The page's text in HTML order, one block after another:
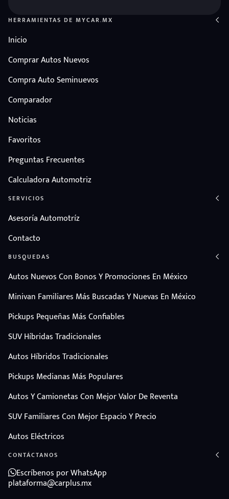
HERRAMIENTAS DE MYCAR.MX
Inicio
Comprar Autos Nuevos
Compra Auto Seminuevos
Comparador
Noticias
Favoritos
Preguntas Frecuentes
Calculadora Automotriz
SERVICIOS
Asesoría Automotríz
Contacto
BUSQUEDAS
Autos Nuevos Con Bonos Y Promociones En México
Minivan Familiares Más Buscadas Y Nuevas En México
Pickups Pequeñas Más Confiables
SUV Híbridas Tradicionales
Autos Híbridos Tradicionales
Pickups Medianas Más Populares
Autos Y Camionetas Con Mejor Valor De Reventa
SUV Familiares Con Mejor Espacio Y Precio
Autos Eléctricos
CONTÁCTANOS
Escríbenos por WhatsApp
plataforma@carplus.mx